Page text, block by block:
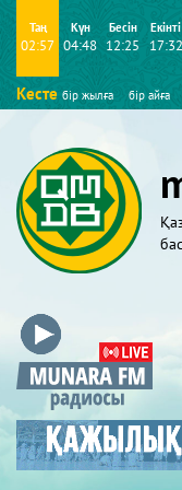
Таң
02:57
Күн
04:48
Бесін
12:25
Екінті
17:32
Кесте бір жылға бір айға